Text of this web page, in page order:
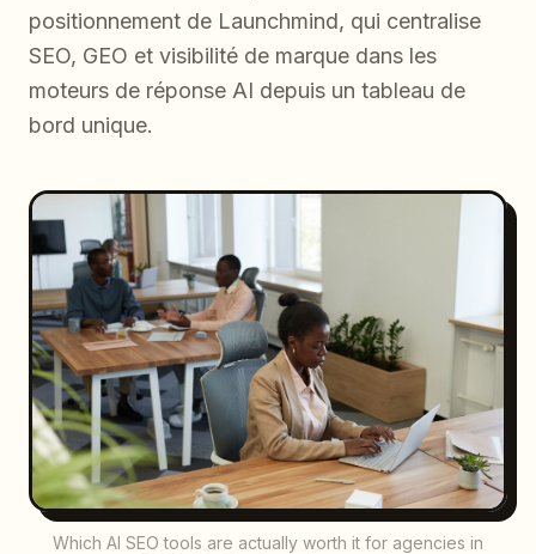
positionnement de Launchmind, qui centralise
SEO, GEO et visibilité de marque dans les
moteurs de réponse AI depuis un tableau de
bord unique.
Which AI SEO tools are actually worth it for agencies in